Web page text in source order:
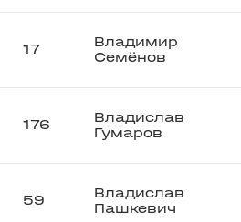
17
Владимир
Семёнов
176
Владислав
Гумаров
59
Владислав
Пашкевич